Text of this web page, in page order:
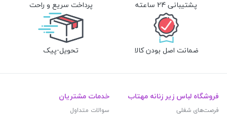
پشتیبانی 24 ساعته پرداخت سریع و راحت
ضمانت اصل بودن کالا تحویل-پیک
فروشگاه لباس زیر زنانه مهتاب
فرصت‌های شغلی
خدمات مشتریان
سوالات متداول